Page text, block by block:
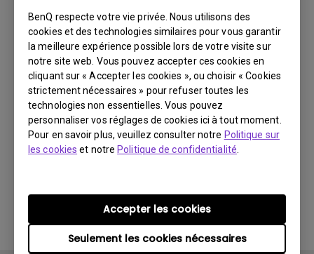
BenQ respecte votre vie privée. Nous utilisons des
cookies et des technologies similaires pour vous garantir
la meilleure expérience possible lors de votre visite sur
notre site web. Vous pouvez accepter ces cookies en
cliquant sur « Accepter les cookies », ou choisir « Cookies
strictement nécessaires » pour refuser toutes les
technologies non essentielles. Vous pouvez
personnaliser vos réglages de cookies ici à tout moment.
Pour en savoir plus, veuillez consulter notre Politique sur
les cookies et notre Politique de confidentialité
Seulement les cookies nécessaires
Accepter les cookies
Système d’exploitation: Windows7|WindowVista|WinXP
OS Version:
Mise à jour: 2010/09/14
Taille du fichier:9.59 KB
Télécharger
En utilisant l'un des logiciels ci-dessus, vous acceptez
les conditions de notrecontrat de licence utilisateur
final.